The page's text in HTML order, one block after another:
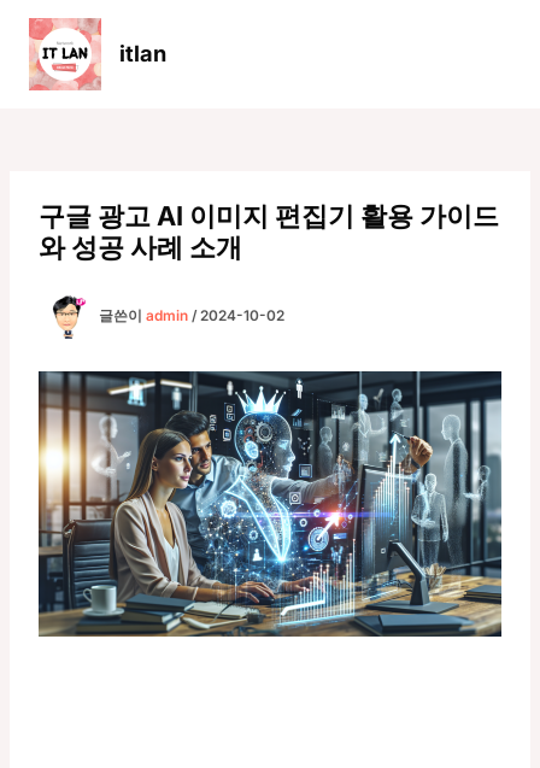
itlan
구글 광고 AI 이미지 편집기 활용 가이드
와 성공 사례 소개
글쓴이 admin /2024-10-02